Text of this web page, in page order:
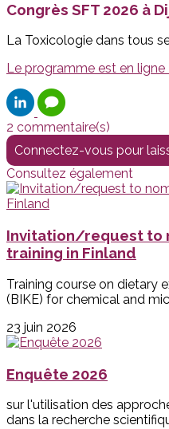
Congrès SFT 2026 à
La Toxicologie dans tous
Le programme est en ligne
2 commentaire(s)
Connectez-vous pour
Consultez également
Invitation/request to
training in Finland
Training course on dietary
(BIKE) for chemical and
23 juin 2026
Enquête 2026
sur l'utilisation des
dans la recherche